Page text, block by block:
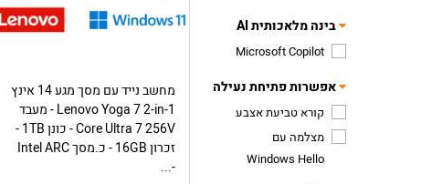
בינה מלאכותית AI
Microsoft Copilot
אפשרות פתיחת נעילה
קורא טביעת אצבע
מצלמה עם
Windows Hello
מחשב נייד עם מסך מגע 14 אינץ
Lenovo Yoga 7 2-in-1 - מעבד
Core Ultra 7 256V - כונן 1TB -
זכרון 16GB - כ.מסך Intel ARC
-...